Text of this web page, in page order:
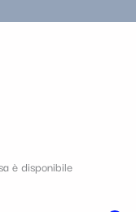
è disponibile